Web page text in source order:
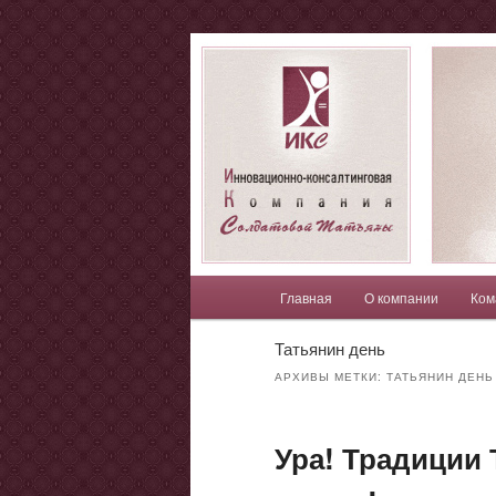
Солдатова
Компания Солдатовой
Главное менюПерейти к основному
Перейти к
Главная О компании
Татьянин день
АРХИВЫ МЕТКИ: ТАТЬЯНИН ДЕНЬ
Ура! Традиции